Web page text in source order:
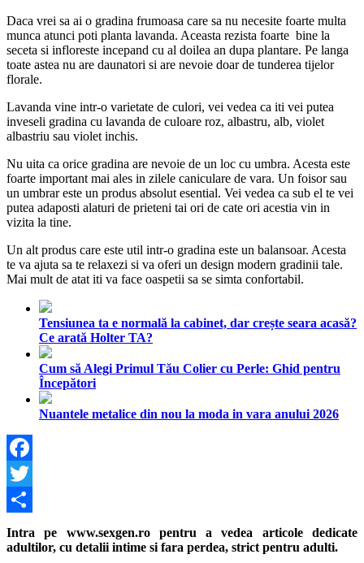
Daca vrei sa ai o gradina frumoasa care sa nu necesite foarte multa
munca atunci poti planta lavanda. Aceasta rezista foarte bine la
seceta si infloreste incepand cu al doilea an dupa plantare. Pe langa
toate astea nu are daunatori si are nevoie doar de tunderea tijelor
florale.
Lavanda vine intr-o varietate de culori, vei vedea ca iti vei putea
inveseli gradina cu lavanda de culoare roz, albastru, alb, violet
albastriu sau violet inchis.
Nu uita ca orice gradina are nevoie de un loc cu umbra. Acesta este
foarte important mai ales in zilele caniculare de vara. Un foisor sau
un umbrar este un produs absolut esential. Vei vedea ca sub el te vei
putea adaposti alaturi de prieteni tai ori de cate ori acestia vin in
vizita la tine.
Un alt produs care este util intr-o gradina este un balansoar. Acesta
te va ajuta sa te relaxezi si va oferi un design modern gradinii tale.
Mai mult de atat iti va face oaspetii sa se simta confortabil.
Tensiunea ta e normală la cabinet, dar crește seara acasă?
Ce arată Holter TA?
Cum să Alegi Primul Tău Colier cu Perle: Ghid pentru
Începători
Nuantele metalice din nou la moda in vara anului 2026
Facebook
Twitter
Share
Intra pe www.sexgen.ro pentru a vedea articole dedicate
adultilor, cu detalii intime si fara perdea, strict pentru adulti.